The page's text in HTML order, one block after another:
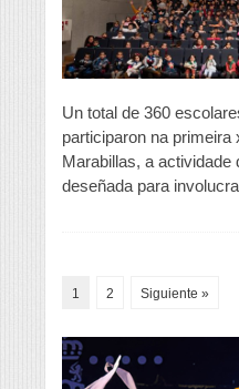
Un total de 360
participaron na primeira
Marabillas, a actividade
deseñada para
1 2 Siguiente »